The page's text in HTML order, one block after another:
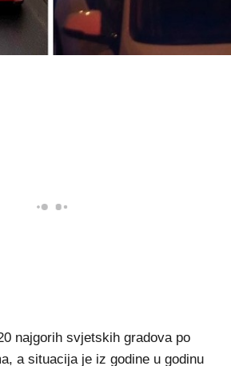
najgorih svjetskih gradova po
a situacija je iz godine u godinu